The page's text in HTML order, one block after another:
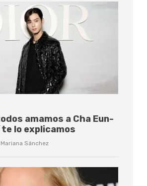
amamos a Cha Eun-
te lo explicamos
Mariana Sánchez